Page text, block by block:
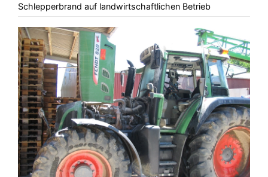
Schlepperbrand auf landwirtschaftlichen Betrieb